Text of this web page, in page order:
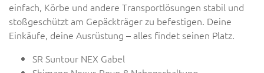
einfach, Körbe und andere Transportlösungen stabil und
stoßgeschützt am Gepäckträger zu befestigen. Deine
Einkäufe, deine Ausrüstung – alles findet seinen Platz.
SR Suntour NEX Gabel